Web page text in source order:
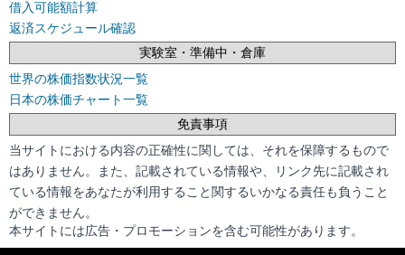
借入可能額計算
返済スケジュール確認
実験室・準備中・倉庫
世界の株価指数状況一覧
日本の株価チャート一覧
免責事項
当サイトにおける内容の正確性に関しては、それを保障するもので
はありません。また、記載されている情報や、リンク先に記載され
ている情報をあなたが利用すること関するいかなる責任も負うこと
ができません。
本サイトには広告・プロモーションを含む可能性があります。